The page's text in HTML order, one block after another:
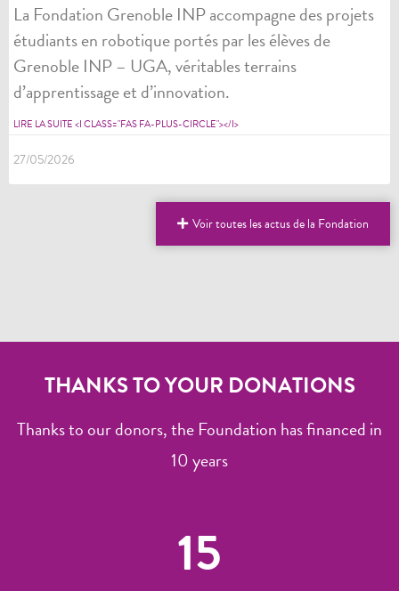
La Fondation Grenoble INP accompagne des projets
étudiants en robotique portés par les élèves de
Grenoble INP – UGA, véritables terrains
d’apprentissage et d’innovation.
LIRE LA SUITE <I CLASS="FAS FA-PLUS-CIRCLE"></I>
27/05/2026
Voir toutes les actus de la Fondation
THANKS TO YOUR DONATIONS
Thanks to our donors, the Foundation has financed in
10 years
15